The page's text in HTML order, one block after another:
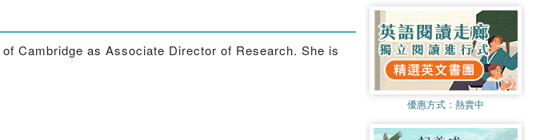
Cambridge as Associate Director of Research. She is
優惠方式： 熱賣中